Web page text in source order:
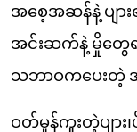
အစေ့အဆန်နဲ့ ပျာ
အင်းဆက်နဲ့ မှိုတွေ
သဘာဝကပေးတဲ့
ဝတ်မှုန်ကူးတဲ့ပျာ